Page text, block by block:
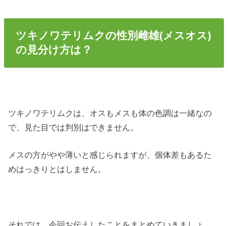
ツキノワテリムクの性別雌雄(メスオス)
の見分け方は？
ツキノワテリムクは、オスもメスも体の色調は一緒なの
で、見た目では判別はできません。
メスの方がやや薄いと感じられますが、個体差もあるた
めはっきりとはしません。